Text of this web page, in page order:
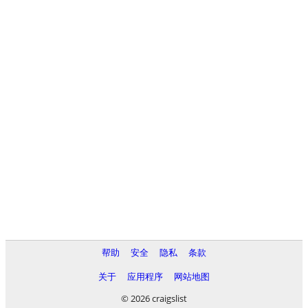
帮助 安全 隐私
条款
关于
应用程序
网站地图
© 2026 craigslist